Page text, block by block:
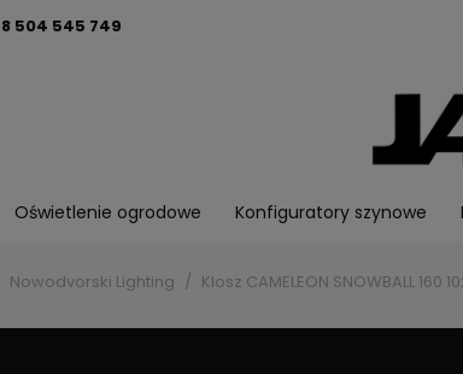
504 545 749
Oświetlenie ogrodowe Konfiguratory szynowe
Nowodvorski Lighting Klosz CAMELEON SNOWBALL